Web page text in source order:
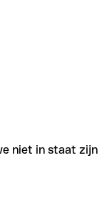
niet in staat zijn